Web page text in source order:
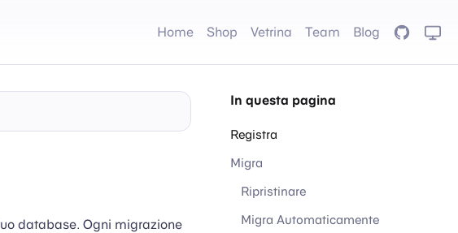
Home Shop Vetrina Team Blog GitHub
database. Ogni migrazione
In questa pagina
Registra
Migra
Ripristinare
Migra Automaticamente